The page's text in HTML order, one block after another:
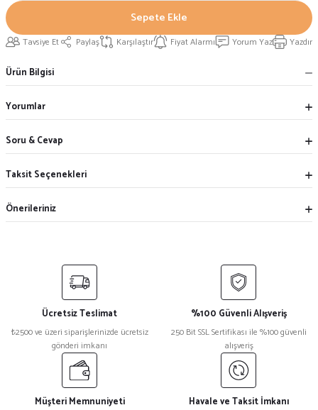
Sepete Ekle
Tavsiye Et Paylaş Karşılaştır Fiyat Alarmı Yorum Yaz Yazdır
Ürün Bilgisi
Yorumlar
Soru & Cevap
Taksit Seçenekleri
Önerileriniz
Ücretsiz Teslimat
₺2500 ve üzeri siparişlerinizde ücretsiz
gönderi imkanı
%100 Güvenli Alışveriş
250 Bit SSL Sertifikası ile %100 güvenli
alışveriş
Müşteri Memnuniyeti Havale ve Taksit İmkanı